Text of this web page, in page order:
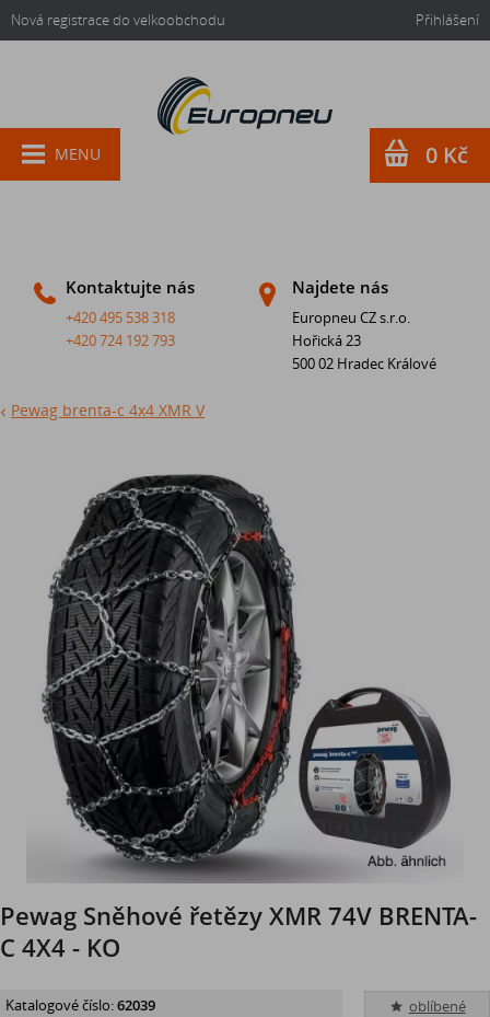
Nová registrace do velkoobchodu Přihlášení
Kontaktujte nás
+420 495 538 318
+420 724 192 793
Najdete nás
Europneu CZ s.r.o.
Hořická 23
500 02 Hradec Králové
MENU 0 Kč
Pewag brenta-c 4x4 XMR V
Pewag Sněhové řetězy XMR 74V BRENTA-
C 4X4 - KO
oblíbené
Katalogové číslo:62039